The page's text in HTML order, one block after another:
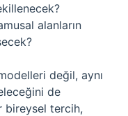
alanların
değil, aynı
de
bireysel tercih,